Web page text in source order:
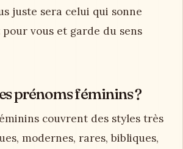
juste sera celui qui sonne
vous et garde du sens
prénoms féminins ?
couvrent des styles très
modernes, rares, bibliques,